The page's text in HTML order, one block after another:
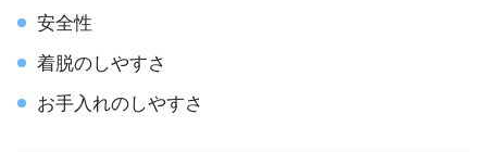
安全性
着脱のしやすさ
お手入れのしやすさ